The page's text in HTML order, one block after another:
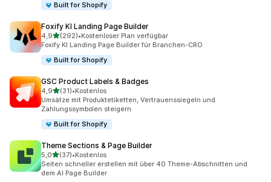
Built for Shopify
Foxify KI Landing Page Builder
4,9von 5 Sternen
(292)
292 Rezensionen insgesamt
•Kostenloser Plan verfügbar
Foxify KI Landing Page Builder für Branchen-CRO
Built for Shopify
GSC Product Labels & Badges
4,9von 5 Sternen
(31)
31 Rezensionen insgesamt
•Kostenlos
Umsätze mit Produktetiketten, Vertrauenssiegeln und
Zahlungssymbolen steigern
Built for Shopify
Theme Sections & Page Builder
5,0von 5 Sternen
(37)
37 Rezensionen insgesamt
•Kostenlos
Seiten schneller erstellen mit über 40 Theme-Abschnitten und
dem AI Page Builder